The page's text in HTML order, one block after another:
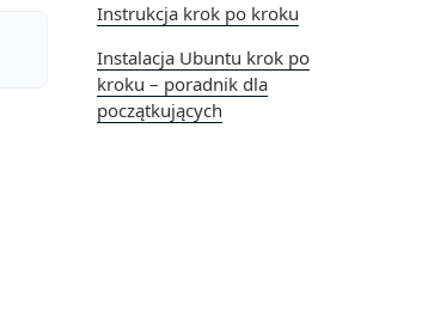
Instrukcja krok po kroku
Instalacja Ubuntu krok po
kroku – poradnik dla
początkujących